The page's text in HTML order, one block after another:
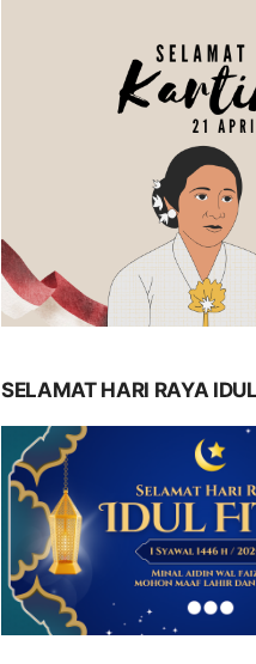
SELAMAT HARI RAYA